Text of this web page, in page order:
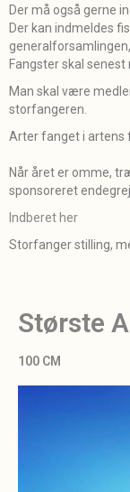
Der må også gerne
Der kan indmeldes
Fangster skal
Man skal være
storfangeren.
Arter fanget i artens
Når året er omme,
sponsoreret
Indberet her
Storfanger stilling,
Største
100 CM